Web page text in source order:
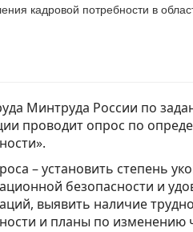
кадровой потребности в
Минтруда России по
проводит опрос по
– установить степень
безопасности и
выявить наличие
и планы по изменению